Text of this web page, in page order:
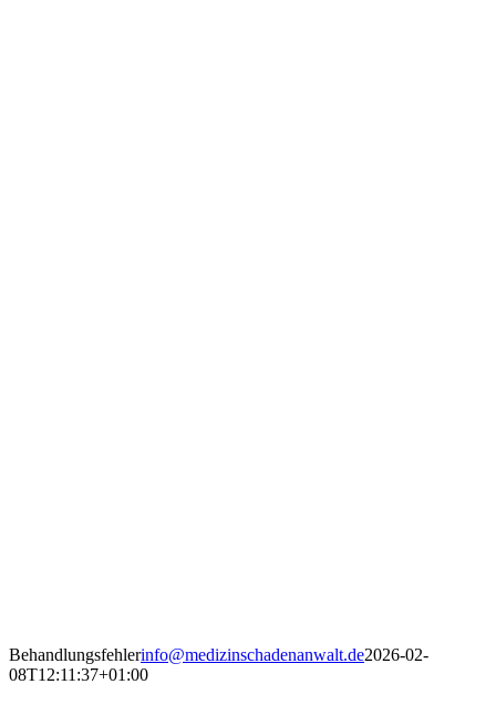
Behandlungsfehlerinfo@medizinschadenanwalt.de2026-02-
08T12:11:37+01:00